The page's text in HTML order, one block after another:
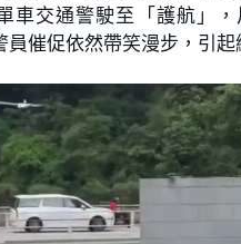
車交通警駛至「護航」
員催促依然帶笑漫步，引起